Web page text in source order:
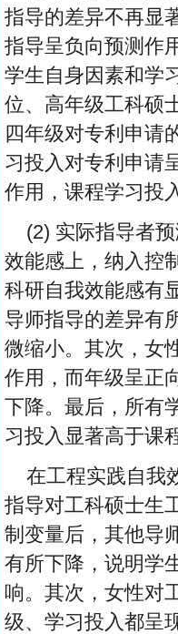
指导的差异不再显
指导呈负向预测作
学生自身因素和学
位、高年级工科硕
四年级对专利申请
习投入对专利申请
作用，课程学习投
(2) 实际指导者
效能感上，纳入控
科研自我效能感有
导师指导的差异有
微缩小。其次，女
作用，而年级呈正
下降。最后，所有
习投入显著高于课
在工程实践自我
指导对工科硕士生
制变量后，其他导
有所下降，说明学
响。其次，女性对
级、学习投入都呈